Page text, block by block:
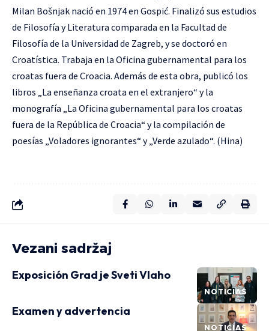
Milan Bošnjak nació en 1974 en Gospić. Finalizó sus estudios
de Filosofía y Literatura comparada en la Facultad de
Filosofía de la Universidad de Zagreb, y se doctoró en
Croatística. Trabaja en la Oficina gubernamental para los
croatas fuera de Croacia. Además de esta obra, publicó los
libros „La enseñanza croata en el extranjero“ y la
monografía „La Oficina gubernamental para los croatas
fuera de la República de Croacia“ y la compilación de
poesías „Voladores ignorantes“ y „Verde azulado“. (Hina)
Vezani sadržaj
NOTICIAS
Exposición Grad je Sveti Vlaho
NOTICIAS
Examen y advertencia